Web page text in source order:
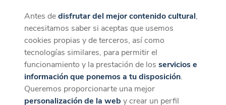
CaixaForum+
La mejor experiencia desde la App
Descargar
Antes dedisfrutar del mejor contenido cultural,
necesitamos saber si aceptas que usemos
cookies propias y de terceros, así como
tecnologías similares, para permitir el
funcionamiento y la prestación de losservicios e
información que ponemos a tu disposición.
Queremos proporcionarte una mejor
personalización de la web y crear un perfil